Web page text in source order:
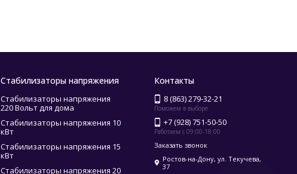
Стабилизаторы напряжения
Стабилизаторы напряжения
220 Вольт для дома
Стабилизаторы напряжения 10
кВт
Стабилизаторы напряжения 15
кВт
Стабилизаторы напряжения 20
Контакты
8 (863) 279-32-21
Поможем в выборе
+7 (928) 751-50-50
Работаем с 09:00-18:00
Заказать звонок
Ростов-на-Дону, ул. Текучева,
37